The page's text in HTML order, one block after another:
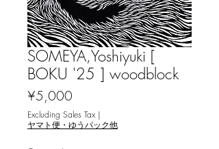
SOMEYA,Yoshiyuki [
BOKU '25 ] woodblock
¥5,000
Excluding Sales Tax |
ヤマト便・ゆうパック他